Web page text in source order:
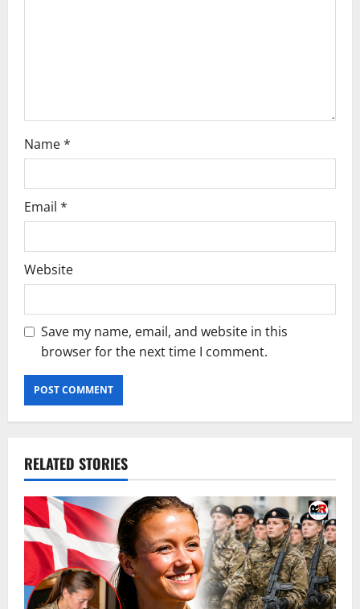
Name*
Email *
Website
Save my name, email, and website in this
browser for the next time I comment.
RELATED STORIES